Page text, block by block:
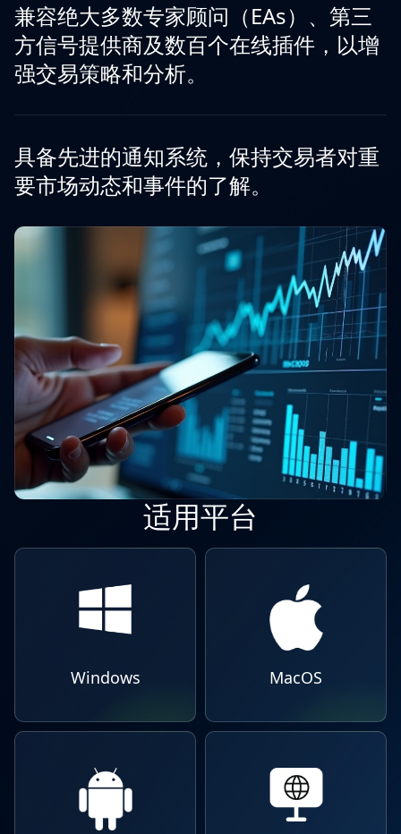
兼容绝大多数专家顾问（EAs）、第三
方信号提供商及数百个在线插件，以增
强交易策略和分析。
具备先进的通知系统，保持交易者对重
要市场动态和事件的了解。
适用平台
Windows MacOS